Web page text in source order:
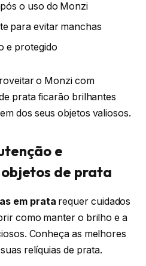
o uso do Monzi
para evitar manchas
e protegido
o Monzi com
prata ficarão brilhantes
dos seus objetos valiosos.
e
de prata
em prata requer cuidados
como manter o brilho e a
Conheça as melhores
relíquias de prata.